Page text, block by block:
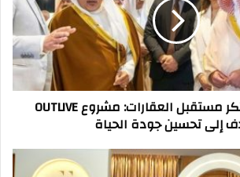
جي إف إتش تبتكر مستقبل العقارات: مشروع OUTLIVE
إلى تحسين جودة الحياة